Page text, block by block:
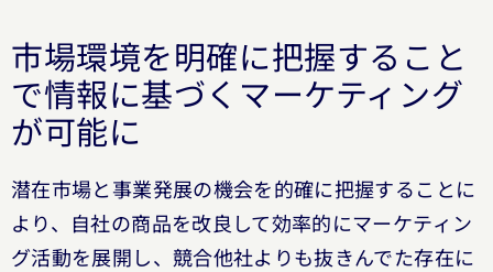
市場環境を明確に把握すること
で情報に基づくマーケティング
が可能に
潜在市場と事業発展の機会を的確に把握することに
より、自社の商品を改良して効率的にマーケティン
グ活動を展開し、競合他社よりも抜きんでた存在に